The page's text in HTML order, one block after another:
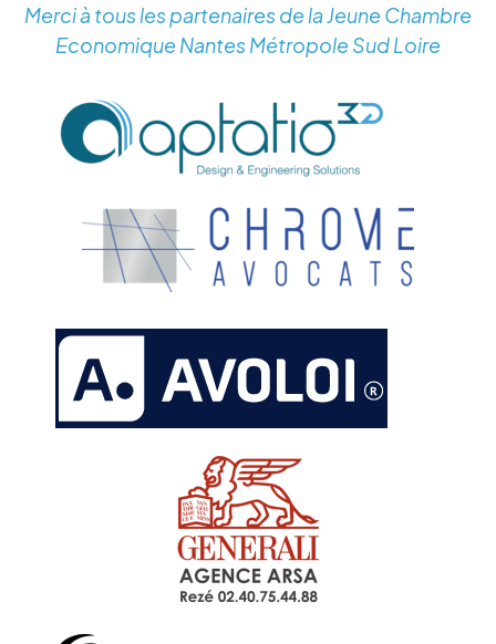
Merci à tous les partenaires de la Jeune Chambre
Economique Nantes Métropole Sud Loire